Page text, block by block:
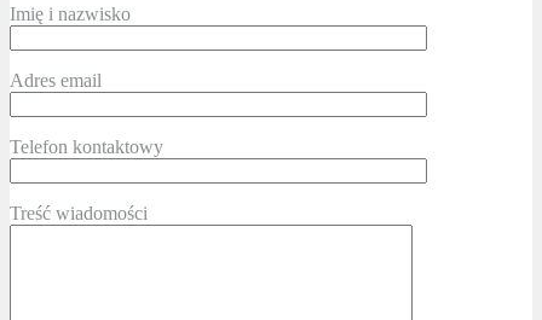
Imię i nazwisko
Adres email
Telefon kontaktowy
Treść wiadomości